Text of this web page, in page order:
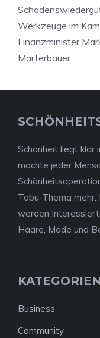
Werkzeuge im
Finanzminister
Marterbauer.
Schönheit liegt klar
möchte jeder
Tabu-Thema mehr.
werden
Haare, Mode und
KATEGORIEN
Business
Community